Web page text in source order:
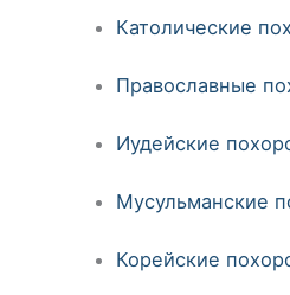
Католические
Православные
Иудейские
Мусульманские
Корейские